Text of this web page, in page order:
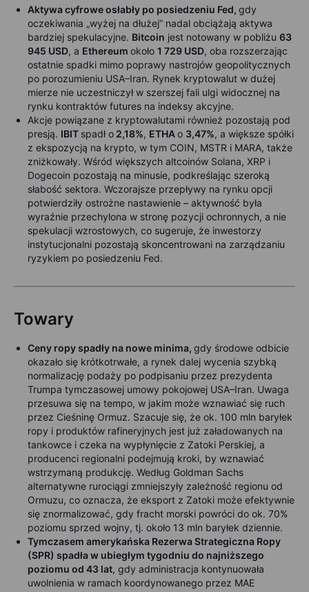
Aktywa cyfrowe osłabły po posiedzeniu Fed, gdy
oczekiwania „wyżej na dłużej” nadal obciążają aktywa
bardziej spekulacyjne. Bitcoin jest notowany w pobliżu 63
945 USD, a Ethereum około 1 729 USD, oba rozszerzając
ostatnie spadki mimo poprawy nastrojów geopolitycznych
po porozumieniu USA–Iran. Rynek kryptowalut w dużej
mierze nie uczestniczył w szerszej fali ulgi widocznej na
rynku kontraktów futures na indeksy akcyjne.
Akcje powiązane z kryptowalutami również pozostają pod
presją. IBIT spadł o 2,18%, ETHAo 3,47%, a większe spółki
z ekspozycją na krypto, w tym COIN, MSTR i MARA, także
zniżkowały. Wśród większych altcoinów Solana, XRP i
Dogecoin pozostają na minusie, podkreślając szeroką
słabość sektora. Wczorajsze przepływy na rynku opcji
potwierdziły ostrożne nastawienie – aktywność była
wyraźnie przechylona w stronę pozycji ochronnych, a nie
spekulacji wzrostowych, co sugeruje, że inwestorzy
instytucjonalni pozostają skoncentrowani na zarządzaniu
ryzykiem po posiedzeniu Fed.
Towary
Ceny ropy spadły na nowe minima, gdy środowe odbicie
okazało się krótkotrwałe, a rynek dalej wycenia szybką
normalizację podaży po podpisaniu przez prezydenta
Trumpa tymczasowej umowy pokojowej USA–Iran. Uwaga
przesuwa się na tempo, w jakim może wznawiać się ruch
przez Cieśninę Ormuz. Szacuje się, że ok. 100 mln baryłek
ropy i produktów rafineryjnych jest już załadowanych na
tankowce i czeka na wypłynięcie z Zatoki Perskiej, a
producenci regionalni podejmują kroki, by wznawiać
wstrzymaną produkcję. Według Goldman Sachs
alternatywne rurociągi zmniejszyły zależność regionu od
Ormuzu, co oznacza, że eksport z Zatoki może efektywnie
się znormalizować, gdy fracht morski powróci do ok. 70%
poziomu sprzed wojny, tj. około 13 mln baryłek dziennie.
Tymczasem amerykańska Rezerwa Strategiczna Ropy
(SPR) spadła w ubiegłym tygodniu do najniższego
poziomu od 43 lat, gdy administracja kontynuowała
uwolnienia w ramach koordynowanego przez MAE